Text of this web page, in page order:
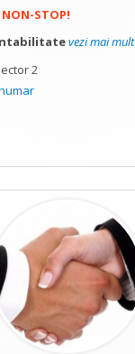
NON-STOP!
vezi mai mult
2